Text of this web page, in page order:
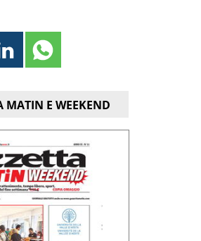
MATIN E WEEKEND